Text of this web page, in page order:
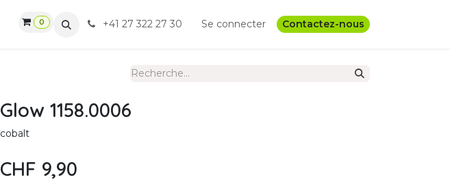
CGV 0 +41 27 322 27 30 Se connecter Contactez-nous
Glow 1158.0006
cobalt
CHF 9,90